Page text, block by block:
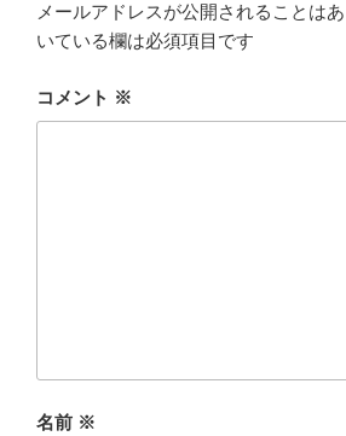
メールアドレスが公開されることはあ
いている欄は必須項目です
コメント ※
名前 ※